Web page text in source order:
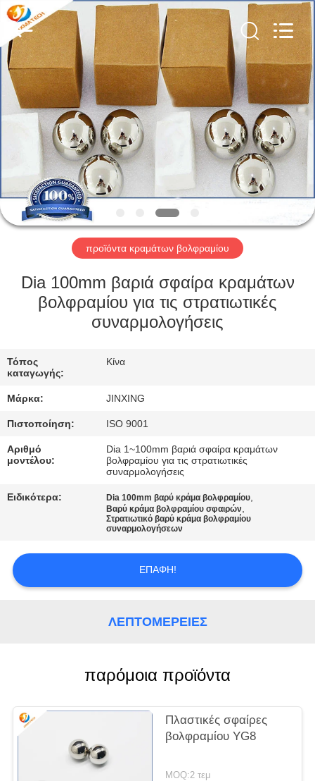
ΣΠΊΤΙ
ΠΡΟΪΌΝΤΑ
ΠΕΡΊΠΟΥ
ΕΜΕΊΣ
ΓΎΡΟΣ
ΕΡΓΟΣΤΑΣΊΩΝ
ΜΑΣ
ΕΠΑΦΉ
ΜΕ
ΕΙΔΉΣΕΙΣ
ΠΕΡΙΠΤΏΣΕΙΣ
ΈΝΑ
ΑΠΌΣΠΑΣΜΑ
LTD.
All
Rights
Reserved.
Developed
by
ECER
προϊόντα κραμάτων βολφραμίου
Dia 100mm βαριά σφαίρα κραμάτων
βολφραμίου για τις στρατιωτικές
συναρμολογήσεις
Τόπος
καταγωγής:
Κίνα
Μάρκα: JINXING
Πιστοποίηση: ISO 9001
Αριθμό
μοντέλου:
Dia 1~100mm βαριά σφαίρα κραμάτων
βολφραμίου για τις στρατιωτικές
συναρμολογήσεις
Ειδικότερα: Dia 100mm βαρύ κράμα βολφραμίου,
Βαρύ κράμα βολφραμίου σφαιρών,
Στρατιωτικό βαρύ κράμα βολφραμίου
συναρμολογήσεων
ΕΠΑΦΉ!
ΛΕΠΤΟΜΈΡΕΙΕΣ
παρόμοια προϊόντα
Πλαστικές σφαίρες
βολφραμίου YG8
MOQ:2 τεμ